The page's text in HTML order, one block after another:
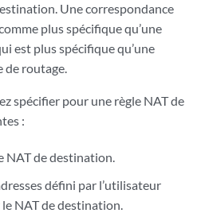
Une correspondance
plus spécifique qu’une
est plus spécifique qu’une
de routage.
spécifier pour une règle NAT de
:
NAT de destination.
défini par l’utilisateur
NAT de destination.